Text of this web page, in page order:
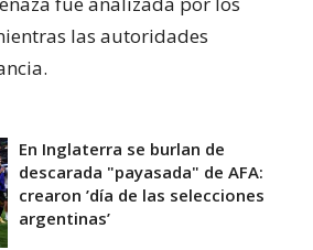
las autoridades
En Inglaterra se burlan de
descarada "payasada" de AFA:
crearon ’día de las selecciones
argentinas’